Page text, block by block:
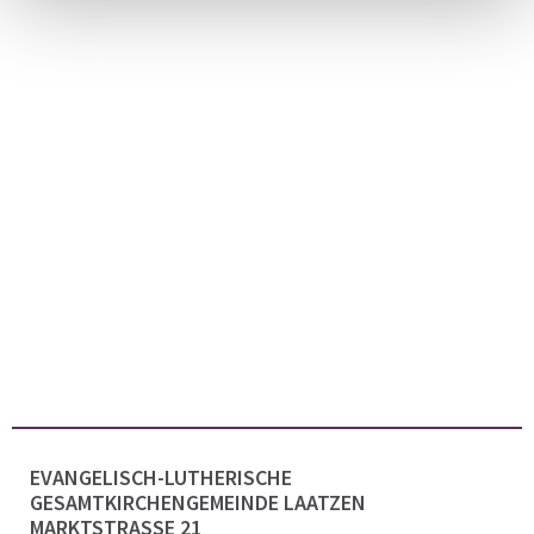
EVANGELISCH-LUTHERISCHE
GESAMTKIRCHENGEMEINDE LAATZEN
MARKTSTRASSE 21